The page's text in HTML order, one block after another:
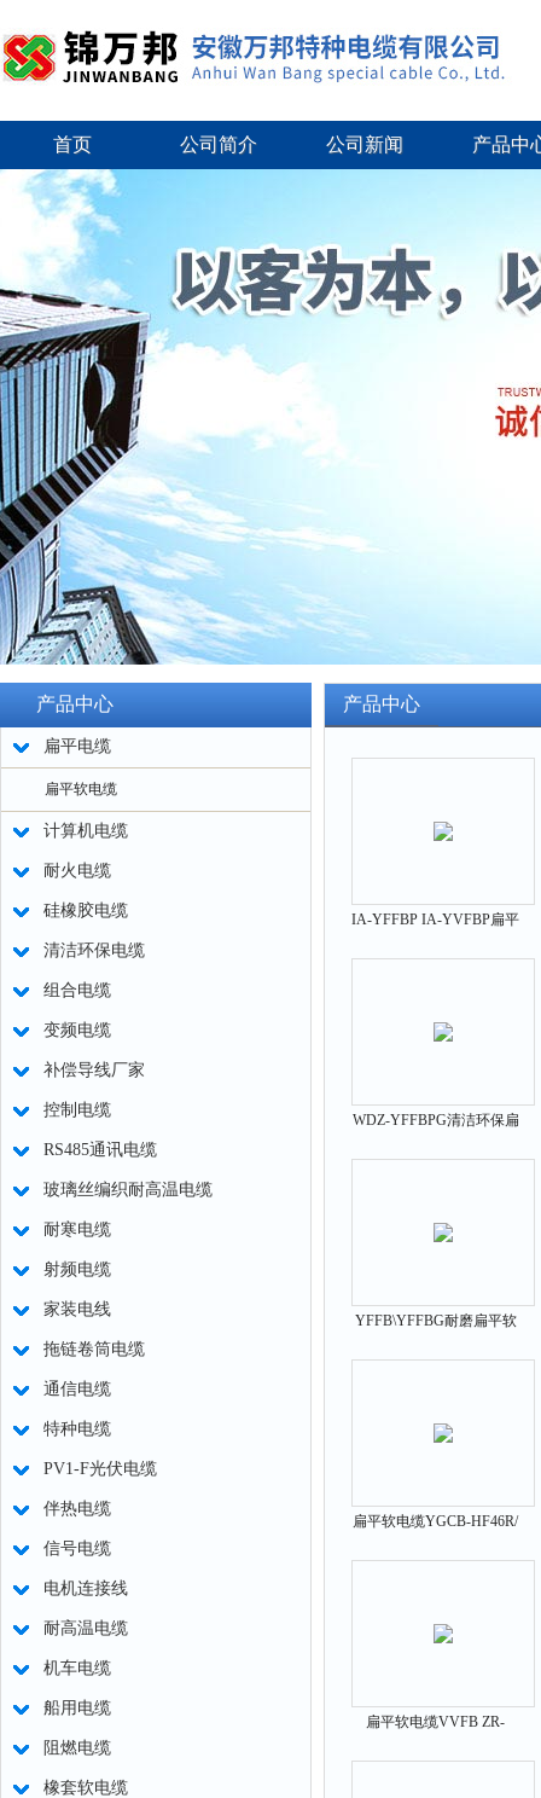
首页 公司简介 公司新闻 产品中
产品中心
扁平电缆
扁平软电缆
计算机电缆
耐火电缆
硅橡胶电缆
清洁环保电缆
组合电缆
变频电缆
补偿导线厂家
控制电缆
RS485通讯电缆
玻璃丝编织耐高温电缆
耐寒电缆
射频电缆
家装电线
拖链卷筒电缆
通信电缆
特种电缆
PV1-F光伏电缆
伴热电缆
信号电缆
电机连接线
耐高温电缆
机车电缆
船用电缆
阻燃电缆
橡套软电缆
产品中心
IA-YFFBP IA-YVFBP扁平
WDZ-YFFBPG清洁环保扁
YFFB\YFFBG耐磨扁平软
扁平软电缆YGCB-HF46R/
扁平软电缆VVFB ZR-